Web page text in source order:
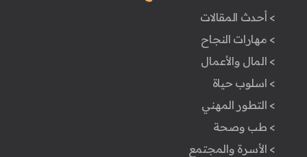
> أحدث المقالات
> مهارات النجاح
> المال والأعمال
> اسلوب حياة
> التطور المهني
> طب وصحة
> الأسرة والمجتمع